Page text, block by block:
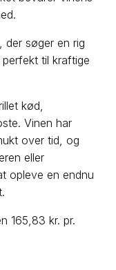
der søger en rig
til kraftige
kød,
Vinen har
over tid, og
eller
opleve en endnu
165,83 kr. pr.